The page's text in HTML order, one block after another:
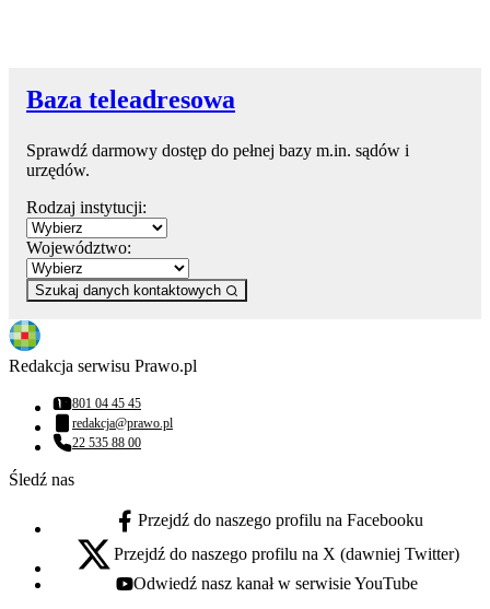
Baza teleadresowa
Sprawdź darmowy dostęp do pełnej bazy m.in. sądów i
urzędów.
Rodzaj instytucji:
Województwo:
Szukaj danych kontaktowych
Redakcja serwisu Prawo.pl
Numer telefonu:
801 04 45 45
Adres email:
redakcja@prawo.pl
Numer telefonu:
22 535 88 00
Śledź nas
facebook - otwiera się w nowej karcie
Przejdź do naszego profilu na Facebooku
x - otwiera się w nowej karcie
Przejdź do naszego profilu na X (dawniej Twitter)
youtube - otwiera się w nowej karcie
Odwiedź nasz kanał w serwisie YouTube